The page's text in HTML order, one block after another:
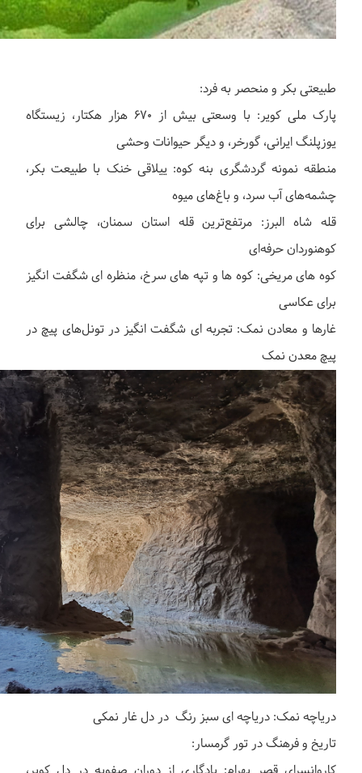
طبیعتی بکر و منحصر به فرد:
پارک ملی کویر: با وسعتی بیش از 670 هزار هکتار، زیستگاه
یوزپلنگ ایرانی، گورخر، و دیگر حیوانات وحشی
منطقه نمونه گردشگری بنه کوه: ییلاقی خنک با طبیعت بکر،
چشمه‌های آب سرد، و باغ‌های میوه
قله شاه البرز: مرتفع‌ترین قله استان سمنان، چالشی برای
کوهنوردان حرفه‌ای
کوه های مریخی: کوه ها و تپه های سرخ، منظره ای شگفت انگیز
برای عکاسی
غارها و معادن نمک: تجربه ای شگفت انگیز در تونل‌های پیچ در
پیچ معدن نمک
دریاچه نمک: دریاچه ای سبز رنگ در دل غار نمکی
تاریخ و فرهنگ در تور گرمسار: